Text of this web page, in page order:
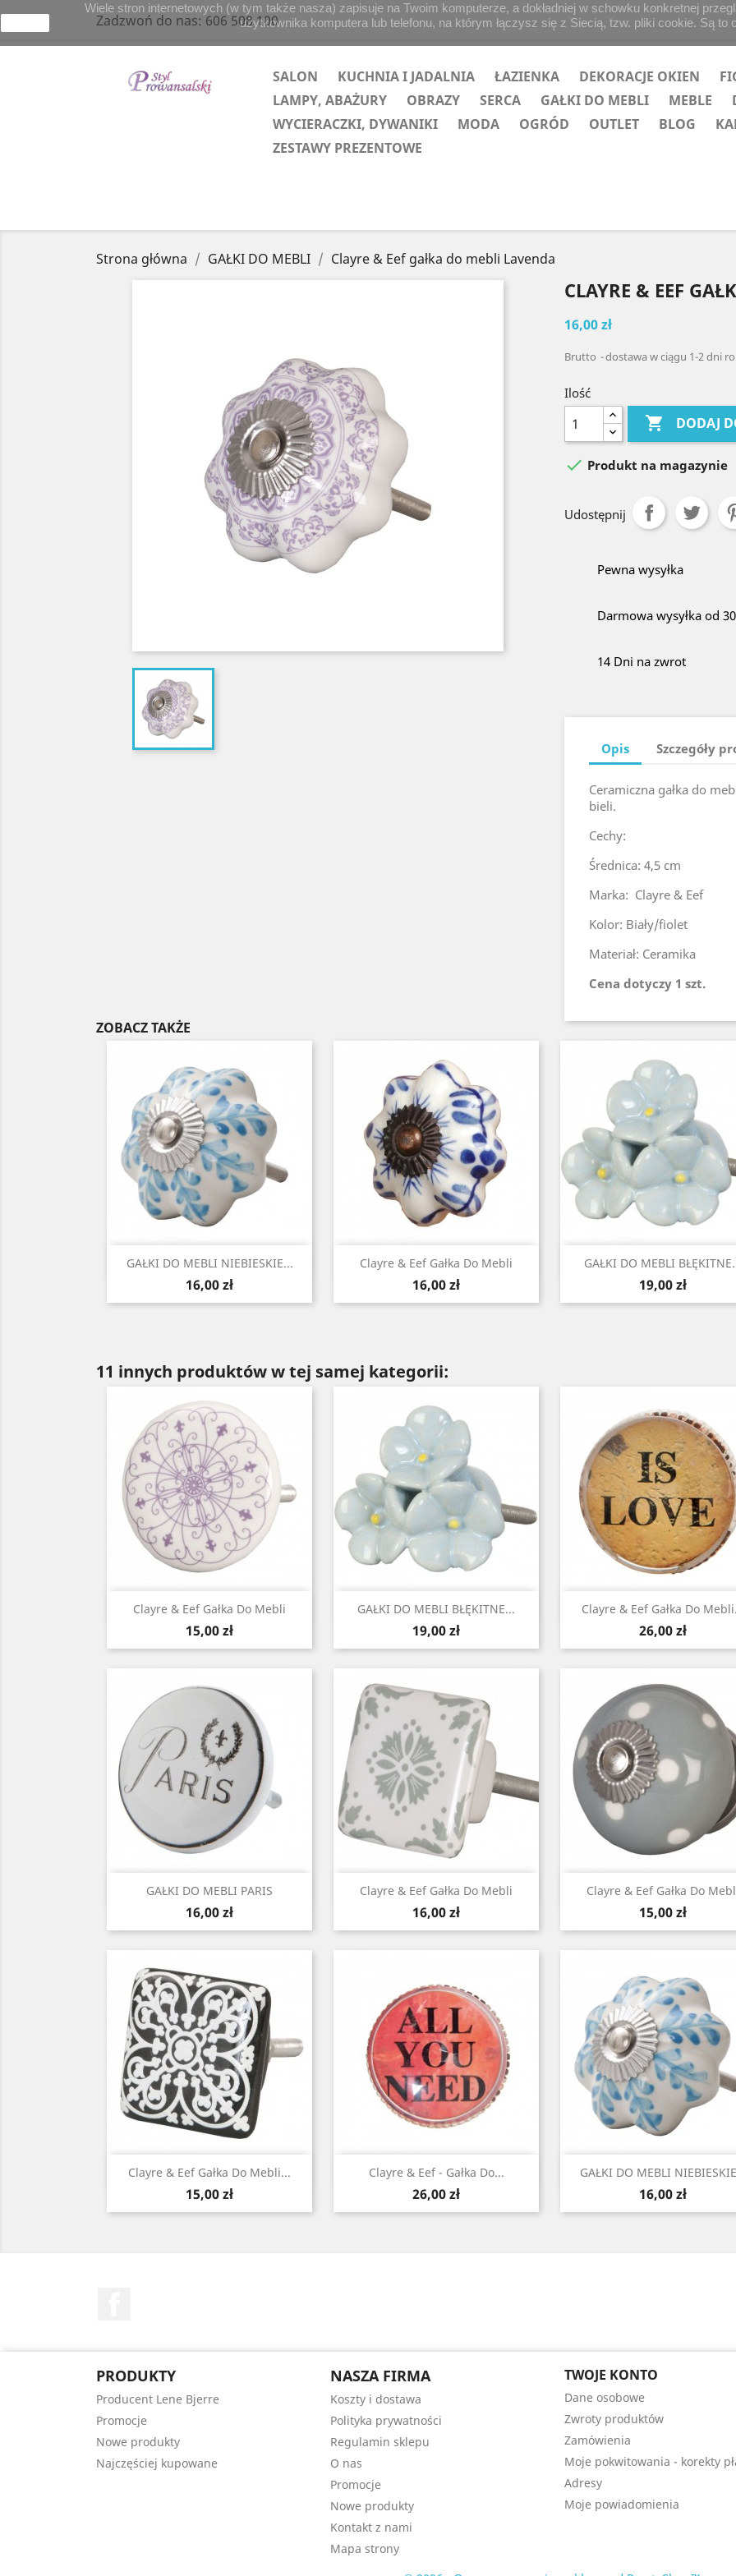
Zadzwoń do nas:606 508 100
SALON KUCHNIA I JADALNIA ŁAZIENKA DEKORACJE OKIEN
LAMPY, ABAŻURY
OBRAZY SERCA GAŁKI DO MEBLI MEBLE
WYCIERACZKI, DYWANIKI
MODA OGRÓD OUTLET BLOG
ZESTAWY PREZENTOWE
Strona główna GAŁKI DO MEBLI Clayre & Eef gałka do mebli Lavenda
CLAYRE & EEF
16,00 zł
Brutto dostawa w ciągu 1-2 dni
Ilość
 DODAJ
 Produkt na magazynie
Udostępnij
Pewna wysyłka
Darmowa wysyłka od
14 Dni na zwrot
Opis Szczegóły
Ceramiczna gałka do
bieli.
Cechy:
Średnica: 4,5 cm
Marka: Clayre & Eef
Kolor: Biały/fiolet
Materiał: Ceramika
Cena dotyczy 1 szt.
ZOBACZ TAKŻE
GAŁKI DO MEBLI NIEBIESKIE...
Cena
16,00 zł
Szybki podgląd Clayre & Eef Gałka Do Mebli
Cena
16,00 zł
Szybki podgląd GAŁKI DO MEBLI
Cena
19,00 zł
Szybki podgląd
11 innych produktów w tej samej kategorii:
Clayre & Eef Gałka Do Mebli
Cena
15,00 zł
Szybki podgląd GAŁKI DO MEBLI BŁĘKITNE...
Cena
19,00 zł
Szybki podgląd Clayre & Eef Gałka Do
Cena
26,00 zł
Szybki podgląd
GAŁKI DO MEBLI PARIS
Cena
16,00 zł
Szybki podgląd Clayre & Eef Gałka Do Mebli
Cena
16,00 zł
Szybki podgląd Clayre & Eef Gałka Do
Cena
15,00 zł
Szybki podgląd
Clayre & Eef Gałka Do Mebli...
Cena
15,00 zł
Szybki podgląd Clayre & Eef - Gałka Do...
Cena
26,00 zł
Szybki podgląd GAŁKI DO MEBLI
Cena
16,00 zł
Szybki podgląd
PRODUKTY
Producent Lene Bjerre
Promocje
Nowe produkty
Najczęściej kupowane
NASZA FIRMA
Koszty i dostawa
Polityka prywatności
Regulamin sklepu
O nas
Promocje
Nowe produkty
Kontakt z nami
Mapa strony
TWOJE KONTO
Dane osobowe
Zwroty produktów
Zamówienia
Moje pokwitowania - korekty
Adresy
Moje powiadomienia
Wiele stron internetowych (w tym także nasza) zapisuje na Twoim komputerze, a dokładniej w schowku konkretnej
użytkownika komputera lub telefonu, na którym łączysz się z Siecią, tzw. pliki cookie. Są to